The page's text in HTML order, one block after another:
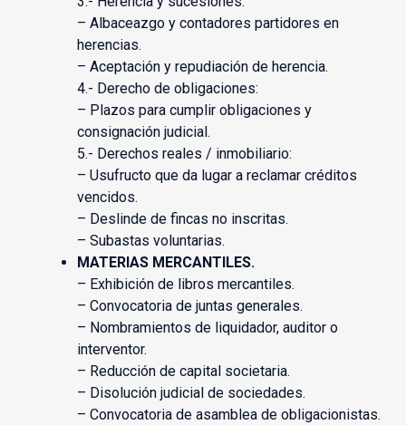
– Albaceazgo y contadores partidores en
herencias.
– Aceptación y repudiación de herencia.
4.- Derecho de obligaciones:
– Plazos para cumplir obligaciones y
consignación judicial.
5.- Derechos reales / inmobiliario:
– Usufructo que da lugar a reclamar créditos
vencidos.
– Deslinde de fincas no inscritas.
– Subastas voluntarias.
MATERIAS MERCANTILES.
– Exhibición de libros mercantiles.
– Convocatoria de juntas generales.
– Nombramientos de liquidador, auditor o
interventor.
– Reducción de capital societaria.
– Disolución judicial de sociedades.
– Convocatoria de asamblea de obligacionistas.